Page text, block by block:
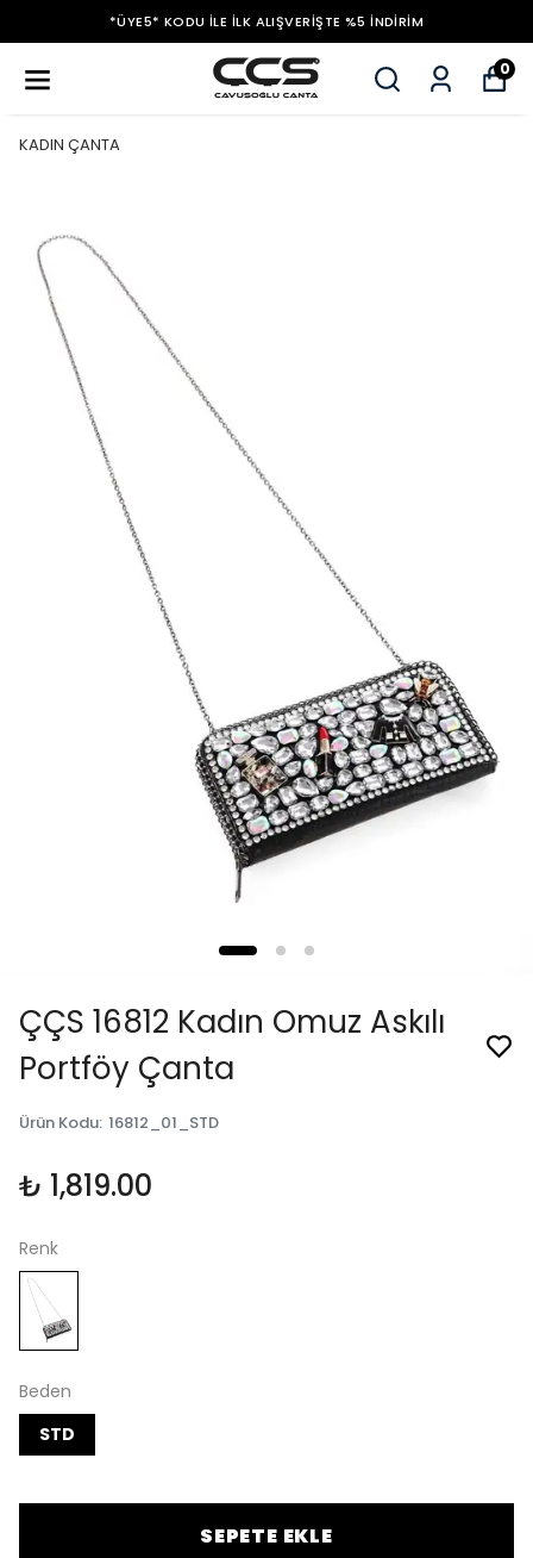
*ÜYE5* KODU ILE İLK ALIŞVERIŞTE %5 İNDIRIM
0
KADIN ÇANTA
ÇÇS 16812 Kadın Omuz Askılı
Portföy Çanta
Ürün Kodu: 16812_01_STD
₺ 1,819.00
Renk
Beden
STD
SEPETE EKLE